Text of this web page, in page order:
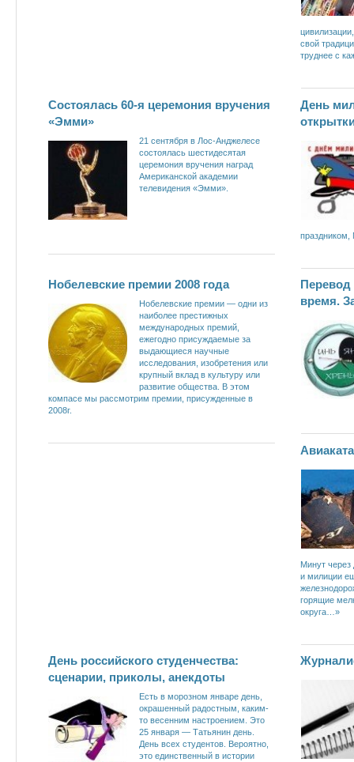
свой
труднее с
Состоялась 60-я церемония вручения
«Эмми»
21 сентября в Лос-Анджелесе
состоялась шестидесятая
церемония вручения наград
Американской академии
телевидения «Эмми».
День
праздником,
Нобелевские премии 2008 года
Нобелевские премии — одни из
наиболее престижных
международных премий,
ежегодно присуждаемые за
выдающиеся научные
исследования, изобретения или
крупный вклад в культуру или
развитие общества. В этом
компасе мы рассмотрим премии, присужденные в
2008г.
Перевод
время.
Минут
и милиции
горящие
округа…»
День российского студенчества:
сценарии, приколы, анекдоты
Есть в морозном январе день,
окрашенный радостным, каким-
то весенним настроением. Это
25 января — Татьянин день.
День всех студентов. Вероятно,
это единственный в истории